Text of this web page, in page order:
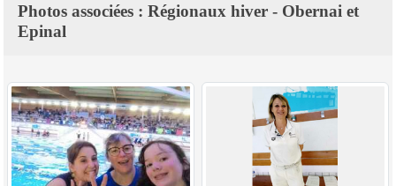
Photos associées : Régionaux hiver - Obernai et
Epinal